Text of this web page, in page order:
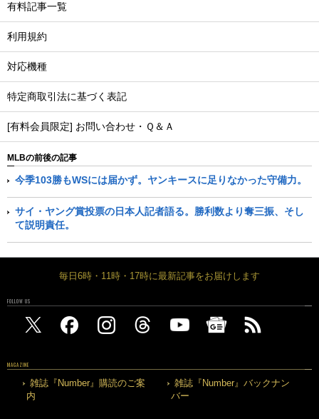
有料記事一覧
利用規約
対応機種
特定商取引法に基づく表記
[有料会員限定] お問い合わせ・Ｑ＆Ａ
MLBの前後の記事
今季103勝もWSには届かず。ヤンキースに足りなかった守備力。
サイ・ヤング賞投票の日本人記者語る。勝利数より奪三振、そし
て説明責任。
毎日6時・11時・17時に最新記事をお届けします
FOLLOW US
MAGAZINE
雑誌『Number』購読のご案
内
雑誌『Number』バックナン
バー